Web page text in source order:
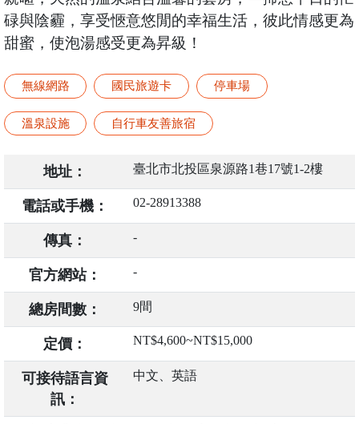
碌與陰霾，享受愜意悠閒的幸福生活，彼此情感更為
甜蜜，使泡湯感受更為昇級！
無線網路 國民旅遊卡 停車場
溫泉設施 自行車友善旅宿
地址： 臺北市北投區泉源路1巷17號1-2樓
電話或手機： 02-28913388
傳真： -
官方網站： -
總房間數： 9間
定價： NT$4,600~NT$15,000
可接待語言資
訊：
中文、英語